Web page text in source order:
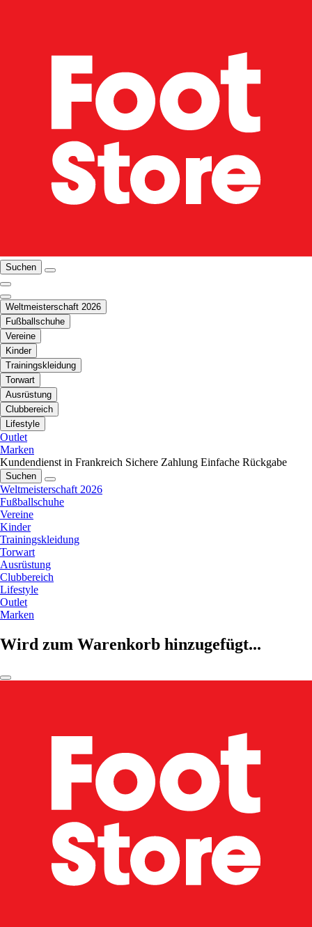
Suchen
Weltmeisterschaft 2026
Fußballschuhe
Vereine
Kinder
Trainingskleidung
Torwart
Ausrüstung
Clubbereich
Lifestyle
Outlet
Marken
Kundendienst in Frankreich Sichere Zahlung Einfache Rückgabe
Suchen
Weltmeisterschaft 2026
Fußballschuhe
Vereine
Kinder
Trainingskleidung
Torwart
Ausrüstung
Clubbereich
Lifestyle
Outlet
Marken
Wird zum Warenkorb hinzugefügt...